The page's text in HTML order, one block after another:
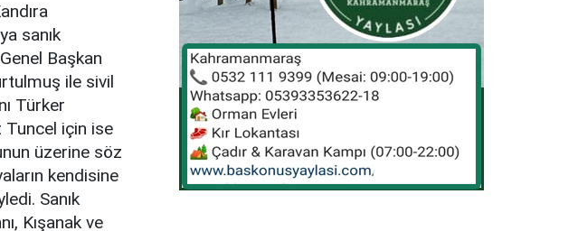
sanık
Başkan
ile sivil
Türker
Tuncel için ise
üzerine söz
kendisine
Sanık
Kışanak ve